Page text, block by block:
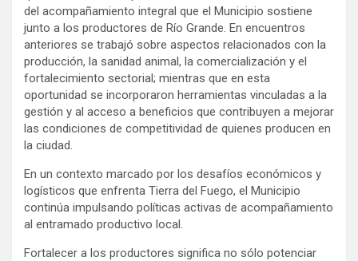
del acompañamiento integral que el Municipio sostiene
junto a los productores de Río Grande. En encuentros
anteriores se trabajó sobre aspectos relacionados con la
producción, la sanidad animal, la comercialización y el
fortalecimiento sectorial; mientras que en esta
oportunidad se incorporaron herramientas vinculadas a la
gestión y al acceso a beneficios que contribuyen a mejorar
las condiciones de competitividad de quienes producen en
la ciudad.
En un contexto marcado por los desafíos económicos y
logísticos que enfrenta Tierra del Fuego, el Municipio
continúa impulsando políticas activas de acompañamiento
al entramado productivo local.
Fortalecer a los productores significa no sólo potenciar